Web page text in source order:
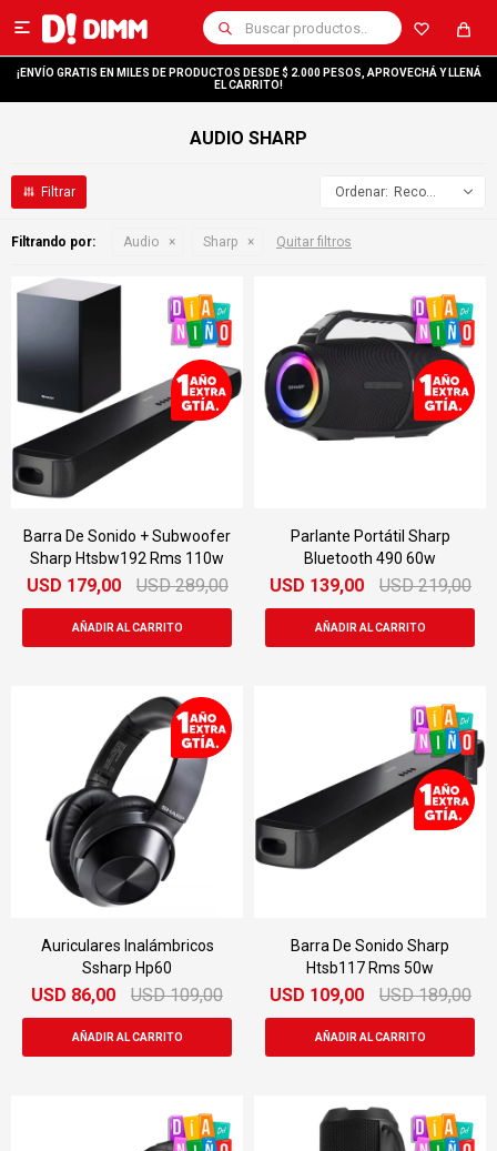

¡ENVÍO GRATIS EN MILES DE PRODUCTOS DESDE $ 2.000 PESOS, APROVECHÁ Y LLENÁ
EL CARRITO!
AUDIO SHARP
Recomendados
Filtrando por: Audio Sharp Quitar filtros
Barra De Sonido + Subwoofer
Sharp Htsbw192 Rms 110w
USD 179,00 USD 289,00
Parlante Portátil Sharp
Bluetooth 490 60w
USD 139,00 USD 219,00
Auriculares Inalámbricos
Ssharp Hp60
USD 86,00 USD 109,00
Barra De Sonido Sharp
Htsb117 Rms 50w
USD 109,00 USD 189,00